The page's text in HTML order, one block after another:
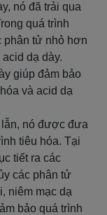
nó đã trải qua
quá trình
phân tử nhỏ hơn
dạ dày.
giúp đảm bảo
và acid dạ
nó được đưa
tiêu hóa. Tại
tiết ra các
các phân tử
niêm mạc dạ
bảo quá trình